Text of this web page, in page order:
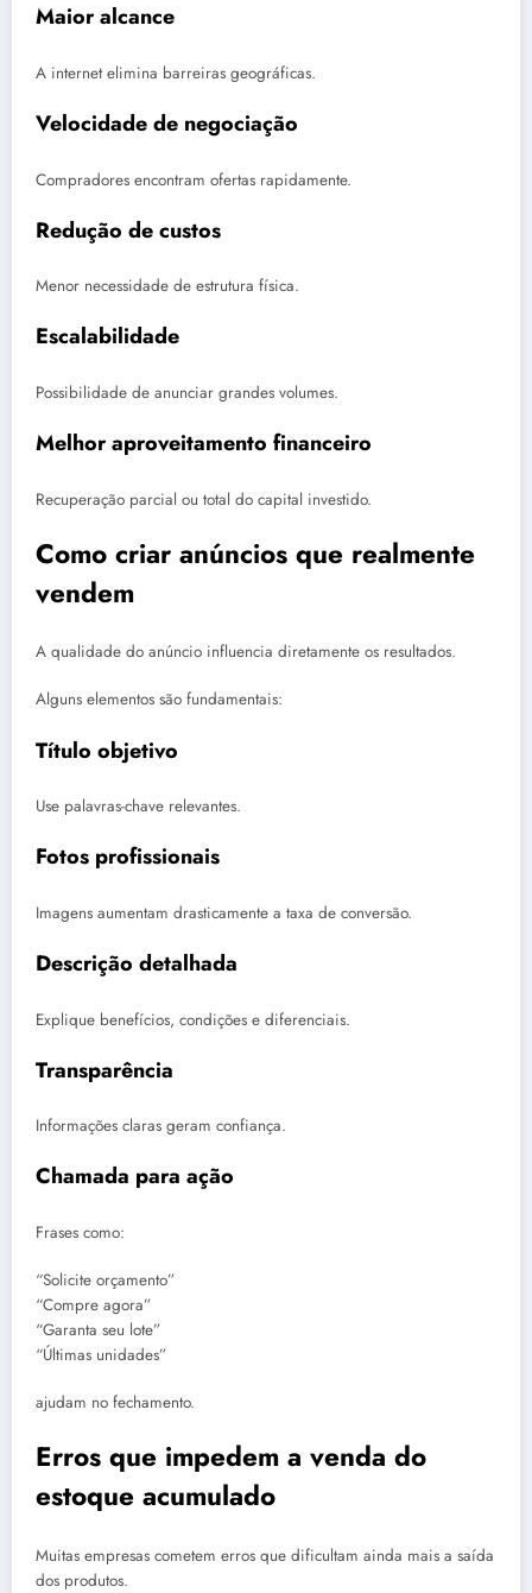
Maior alcance
A internet elimina barreiras geográficas.
Velocidade de negociação
Compradores encontram ofertas rapidamente.
Redução de custos
Menor necessidade de estrutura física.
Escalabilidade
Possibilidade de anunciar grandes volumes.
Melhor aproveitamento financeiro
Recuperação parcial ou total do capital investido.
Como criar anúncios que realmente
vendem
A qualidade do anúncio influencia diretamente os resultados.
Alguns elementos são fundamentais:
Título objetivo
Use palavras-chave relevantes.
Fotos profissionais
Imagens aumentam drasticamente a taxa de conversão.
Descrição detalhada
Explique benefícios, condições e diferenciais.
Transparência
Informações claras geram confiança.
Chamada para ação
Frases como:
“Solicite orçamento”
“Compre agora”
“Garanta seu lote”
“Últimas unidades”
ajudam no fechamento.
Erros que impedem a venda do
estoque acumulado
Muitas empresas cometem erros que dificultam ainda mais a saída
dos produtos.